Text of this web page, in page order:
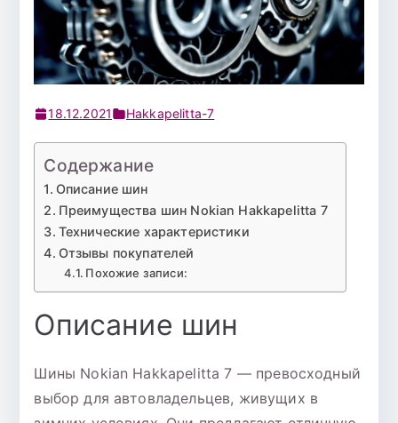
18.12.2021 Hakkapelitta-7
Содержание
Описание шин
Преимущества шин Nokian Hakkapelitta 7
Технические характеристики
Отзывы покупателей
Похожие записи:
Описание шин
Шины Nokian Hakkapelitta 7 — превосходный
выбор для автовладельцев, живущих в